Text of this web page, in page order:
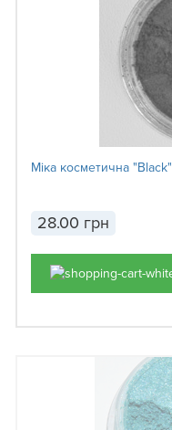
Міка косметична "Black"
28.00 грн